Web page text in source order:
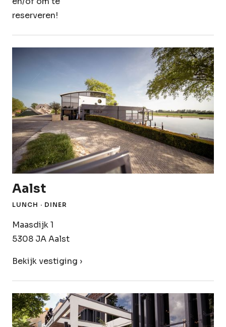
reserveren!
Aalst
LUNCH · DINER
Maasdijk 1
5308 JA Aalst
Bekijk vestiging ›